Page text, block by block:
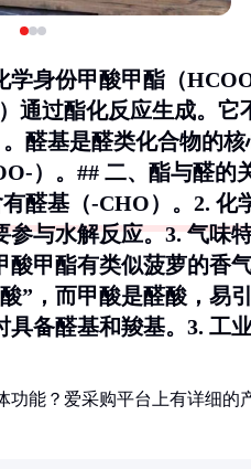
学身份甲酸甲酯（
通过酯化反应生成。
醛基是醛类化合物的
）。## 二、酯与醛的
醛基（-CHO）。2. 化
参与水解反应。3.气味
酸甲酯有类似菠萝的香
”，而甲酸是醛酸，易
具备醛基和羧基。3. 工
功能？爱采购平台上有详细的